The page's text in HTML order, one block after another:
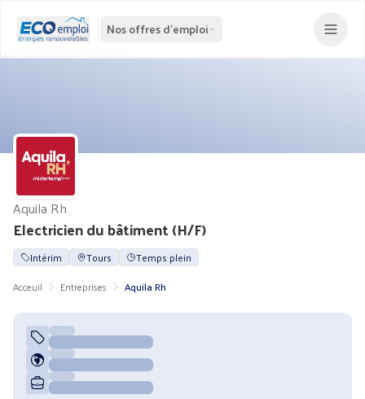
Nos offres d'emploi
Electricien du bâtiment (H/F)
Aquila Rh
Intérim Tours
Temps plein
Acceuil
Entreprises Aquila Rh